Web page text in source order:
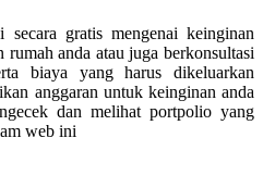
secara gratis mengenai keinginan
rumah anda atau juga berkonsultasi
biaya yang harus dikeluarkan
anggaran untuk keinginan anda
dan melihat portpolio yang
web ini